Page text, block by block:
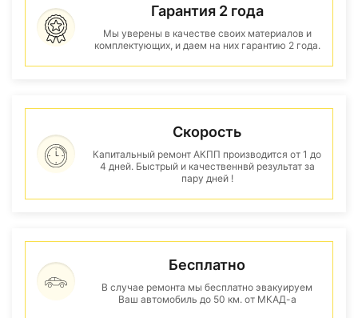
Гарантия 2 года
Мы уверены в качестве своих материалов и
комплектующих, и даем на них гарантию 2 года.
Скорость
Капитальный ремонт АКПП производится от 1 до
4 дней. Быстрый и качественнвй результат за
пару дней !
Бесплатно
В случае ремонта мы бесплатно эвакуируем
Ваш автомобиль до 50 км. от МКАД-а